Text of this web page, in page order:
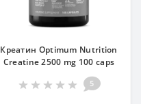
Креатин Optimum Nutrition
Creatine 2500 mg 100 caps
5